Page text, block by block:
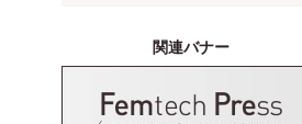
関連バナー